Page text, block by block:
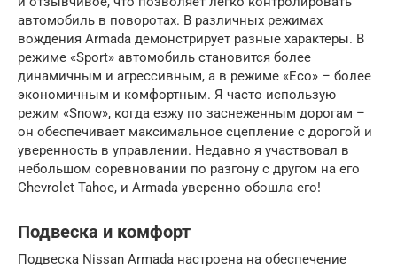
автомобиль в поворотах. В различных режимах
вождения Armada демонстрирует разные характеры. В
режиме «Sport» автомобиль становится более
динамичным и агрессивным, а в режиме «Eco» – более
экономичным и комфортным. Я часто использую
режим «Snow», когда езжу по заснеженным дорогам –
он обеспечивает максимальное сцепление с дорогой и
уверенность в управлении. Недавно я участвовал в
небольшом соревновании по разгону с другом на его
Chevrolet Tahoe, и Armada уверенно обошла его!
Подвеска и комфорт
Подвеска Nissan Armada настроена на обеспечение